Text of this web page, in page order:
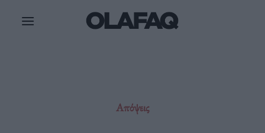
Απόψεις